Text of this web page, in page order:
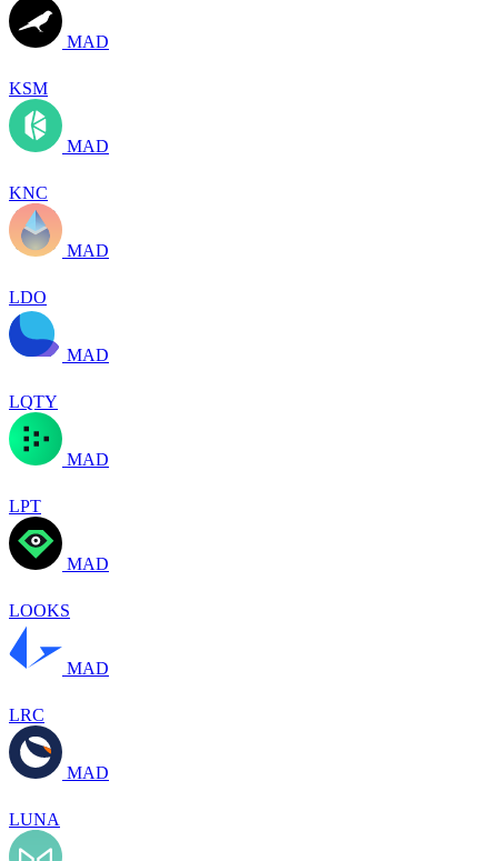
MAD
KSM
MAD
KNC
MAD
LDO
MAD
LQTY
MAD
LPT
MAD
LOOKS
MAD
LRC
MAD
LUNA